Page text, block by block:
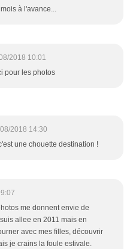
à l'avance...
2018 10:01
pour les photos
2018 14:30
une chouette destination !
me donnent envie de
allee en 2011 mais en
avec mes filles, découvrir
je crains la foule estivale.